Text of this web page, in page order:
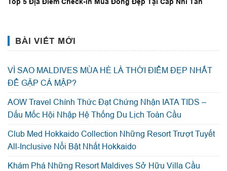
BÀI VIẾT MỚI
VÌ SAO MALDIVES MÙA HÈ LÀ THỜI ĐIỂM ĐẸP NHẤT
ĐỂ GẶP CÁ MẬP?
AOW Travel Chính Thức Đạt Chứng Nhận IATA TIDS –
Dấu Mốc Hội Nhập Hệ Thống Du Lịch Toàn Cầu
Club Med Hokkaido Collection Những Resort Trượt Tuyết
All-Inclusive Nổi Bật Nhất Hokkaido
Khám Phá Những Resort Maldives Sở Hữu Villa Cầu